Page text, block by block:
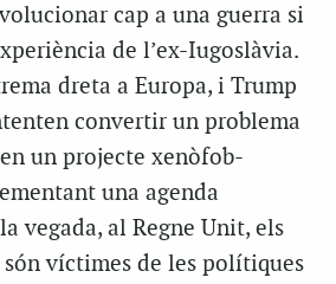
cap a una guerra si
de l’ex-Iugoslàvia.
dreta a Europa, i Trump
convertir un problema
un projecte xenòfob-
una agenda
vegada, al Regne Unit, els
víctimes de les polítiques